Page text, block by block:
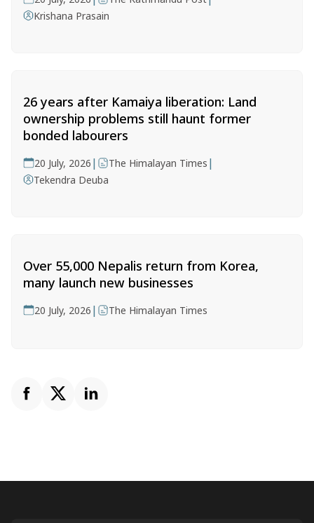
Krishana Prasain
26 years after Kamaiya liberation: Land
ownership problems still haunt former
bonded labourers
20 July, 2026 | The Himalayan Times |
Tekendra Deuba
Over 55,000 Nepalis return from Korea,
many launch new businesses
20 July, 2026 | The Himalayan Times